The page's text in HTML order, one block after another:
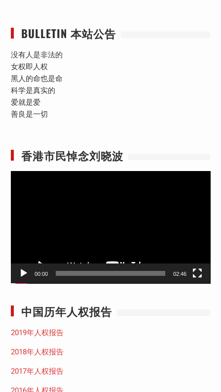
BULLETIN 本站公告
没有人是非法的
女权即人权
黑人的命也是命
科学是真实的
爱就是爱
善良是一切
香港市民悼念刘晓波
00:00 02:46
中国历年人权报告
2019年人权报告
2018年人权报告
2017年人权报告